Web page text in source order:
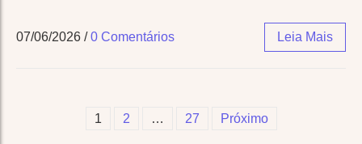
07/06/2026 / 0 Comentários Leia Mais
1 2 … 27 Próximo